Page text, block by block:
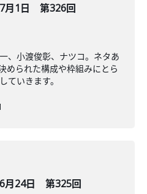
月1日 第326回
、小渡俊彰、ナツコ。ネタあ
められた構成や枠組みにとら
ていきます。
月24日 第325回